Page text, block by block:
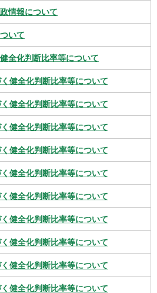
情報について
いて
全化判断比率等について
健全化判断比率等について
健全化判断比率等について
健全化判断比率等について
健全化判断比率等について
健全化判断比率等について
健全化判断比率等について
健全化判断比率等について
健全化判断比率等について
健全化判断比率等について
健全化判断比率等について